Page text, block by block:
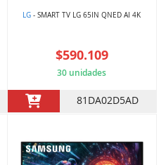
LG - SMART TV LG 65IN QNED AI 4K
$590.109
30 unidades
81DA02D5AD